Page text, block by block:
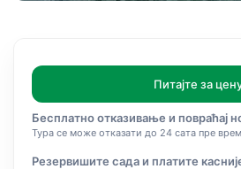
Питајте за
Бесплатно отказивање и повраћај
Тура се може отказати до 24 сата пре
Резервишите сада и платите